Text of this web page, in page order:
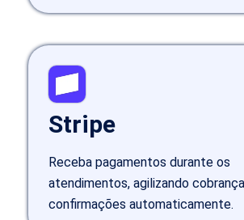
Stripe
Receba pagamentos durante os
atendimentos, agilizando
confirmações automaticamente.